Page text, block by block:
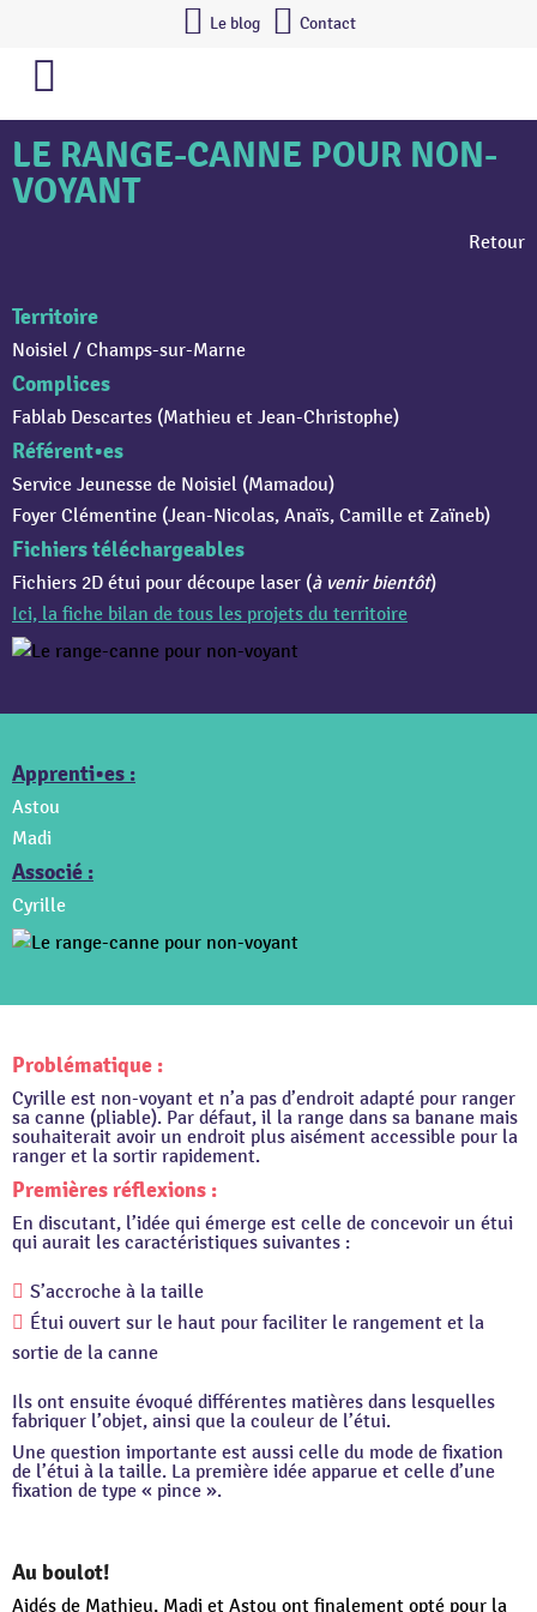
Le blog Contact
LE RANGE-CANNE POUR NON-
VOYANT
Retour
Territoire
Noisiel / Champs-sur-Marne
Complices
Fablab Descartes (Mathieu et Jean-Christophe)
Référent•es
Service Jeunesse de Noisiel (Mamadou)
Foyer Clémentine (Jean-Nicolas, Anaïs, Camille et Zaïneb)
Fichiers téléchargeables
Fichiers 2D étui pour découpe laser (à venir bientôt)
Ici, la fiche bilan de tous les projets du territoire
Apprenti•es :
Astou
Madi
Associé :
Cyrille
Problématique :
Cyrille est non-voyant et n’a pas d’endroit adapté pour ranger
sa canne (pliable). Par défaut, il la range dans sa banane mais
souhaiterait avoir un endroit plus aisément accessible pour la
ranger et la sortir rapidement.
Premières réflexions :
En discutant, l’idée qui émerge est celle de concevoir un étui
qui aurait les caractéristiques suivantes :
S’accroche à la taille
Étui ouvert sur le haut pour faciliter le rangement et la
sortie de la canne
Ils ont ensuite évoqué différentes matières dans lesquelles
fabriquer l’objet, ainsi que la couleur de l’étui.
Une question importante est aussi celle du mode de fixation
de l’étui à la taille. La première idée apparue et celle d’une
fixation de type « pince ».
Au boulot!
Aidés de Mathieu, Madi et Astou ont finalement opté pour la